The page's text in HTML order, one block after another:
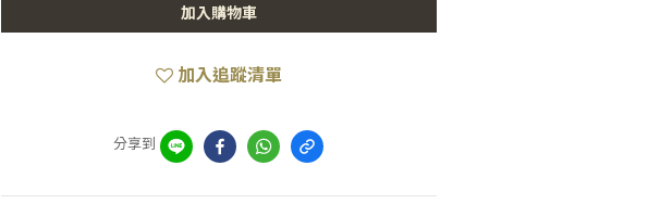
加入購物車
加入追蹤清單
分享到